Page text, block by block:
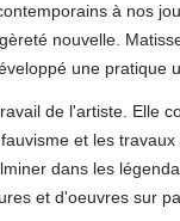
à nos
nouvelle.
une
de l'artiste. Elle
et les
dans les
et d'oeuvres sur